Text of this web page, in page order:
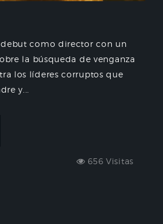
como director con un
la búsqueda de venganza
los líderes corruptos que
y...
656 Visitas